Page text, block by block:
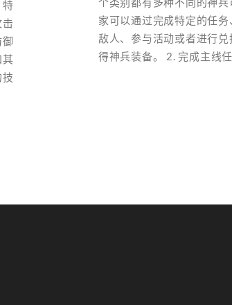
特
其
家可以通过完成特定的任
敌人、参与活动或者进行兑
得神兵装备。 2. 完成主线